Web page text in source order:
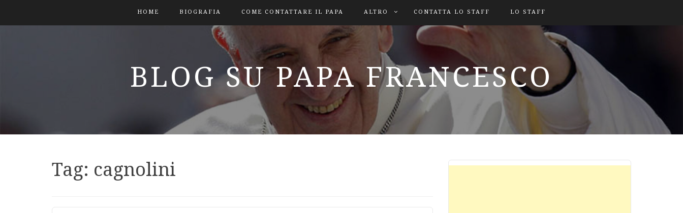
HOME BIOGRAFIA COME CONTATTARE IL PAPA ALTRO CONTATTA LO STAFF LO STAFF
BLOG SU PAPA FRANCESCO
Tag: cagnolini